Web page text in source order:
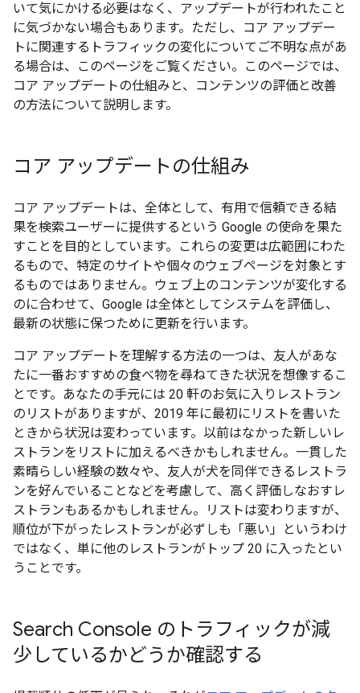
いて気にかける必要はなく、アップデートが行われたこと
に気づかない場合もあります。ただし、コア アップデー
トに関連するトラフィックの変化についてご不明な点があ
る場合は、このページをご覧ください。このページでは、
コア アップデートの仕組みと、コンテンツの評価と改善
の方法について説明します。
コア アップデートの仕組み
コア アップデートは、全体として、有用で信頼できる結
果を検索ユーザーに提供するという Google の使命を果た
すことを目的としています。これらの変更は広範囲にわた
るもので、特定のサイトや個々のウェブページを対象とす
るものではありません。ウェブ上のコンテンツが変化する
のに合わせて、Google は全体としてシステムを評価し、
最新の状態に保つために更新を行います。
コア アップデートを理解する方法の一つは、友人があな
たに一番おすすめの食べ物を尋ねてきた状況を想像するこ
とです。あなたの手元には 20 軒のお気に入りレストラン
のリストがありますが、2019 年に最初にリストを書いた
ときから状況は変わっています。以前はなかった新しいレ
ストランをリストに加えるべきかもしれません。一貫した
素晴らしい経験の数々や、友人が犬を同伴できるレストラ
ンを好んでいることなどを考慮して、高く評価しなおすレ
ストランもあるかもしれません。リストは変わりますが、
順位が下がったレストランが必ずしも「悪い」というわけ
ではなく、単に他のレストランがトップ 20 に入ったとい
うことです。
Search Console のトラフィックが減
少しているかどうか確認する